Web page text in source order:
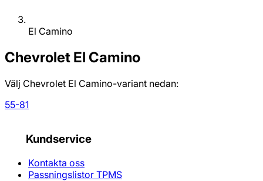
El Camino
Chevrolet El Camino
Välj Chevrolet El Camino-variant nedan:
55-81
Kundservice
Kontakta oss
Passningslistor TPMS